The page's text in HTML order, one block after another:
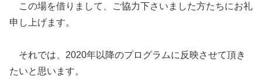
この場を借りまして、ご協力下さいました方たちにお礼
申し上げます。
それでは、2020年以降のプログラムに反映させて頂き
たいと思います。